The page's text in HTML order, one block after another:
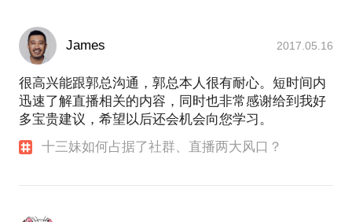
James 2017.05.16
很高兴能跟郭总沟通，郭总本人很有耐心。短时间内
迅速了解直播相关的内容，同时也非常感谢给到我好
多宝贵建议，希望以后还会机会向您学习。
十三妹如何占据了社群、直播两大风口？